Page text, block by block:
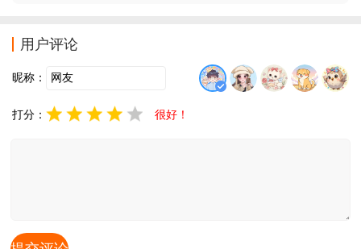
用户评论
昵称：
打分： 很好！